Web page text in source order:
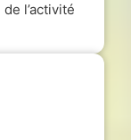
l’activité